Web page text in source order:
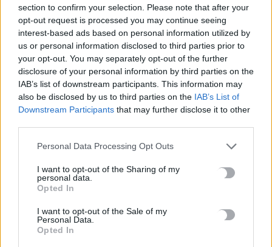
section to confirm your selection. Please note that after your
opt-out request is processed you may continue seeing
interest-based ads based on personal information utilized by
us or personal information disclosed to third parties prior to
your opt-out. You may separately opt-out of the further
disclosure of your personal information by third parties on the
IAB’s list of downstream participants. This information may
also be disclosed by us to third parties on the IAB’s List of
Downstream Participants that may further disclose it to other
Personal Data Processing Opt Outs
I want to opt-out of the Sharing of my
personal data.
Opted In
I want to opt-out of the Sale of my
Personal Data.
Opted In
καθημερινά
7 Αυγούστου, 2026
Σε εξέλιξη οι δηλώσεις Πόθεν Έσχες – Αναλυτικά η
διαδικασία
7 Αυγούστου, 2026
Πότε πληρώνονται οι συντάξεις Σεπτεμβρίου
7 Αυγούστου, 2026
Ξεκινούν οι ετήσιες Καλοκαιρινές Εκθέσεις του Φεστιβάλ
Κινηματογράφου Χανίων
7 Αυγούστου, 2026
Ισπανία: Απολιθώματα αποκαλύπτουν ότι οι πρώτοι